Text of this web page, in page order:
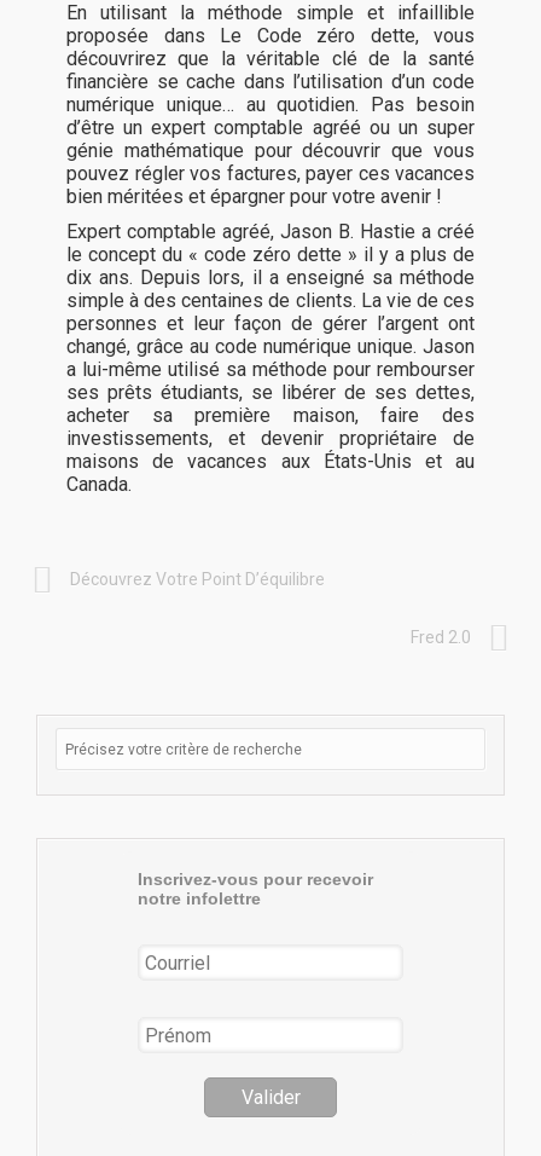
En utilisant la méthode simple et infaillible
proposée dans Le Code zéro dette, vous
découvrirez que la véritable clé de la santé
financière se cache dans l’utilisation d’un code
numérique unique… au quotidien. Pas besoin
d’être un expert comptable agréé ou un super
génie mathématique pour découvrir que vous
pouvez régler vos factures, payer ces vacances
bien méritées et épargner pour votre avenir !
Expert comptable agréé, Jason B. Hastie a créé
le concept du « code zéro dette » il y a plus de
dix ans. Depuis lors, il a enseigné sa méthode
simple à des centaines de clients. La vie de ces
personnes et leur façon de gérer l’argent ont
changé, grâce au code numérique unique. Jason
a lui-même utilisé sa méthode pour rembourser
ses prêts étudiants, se libérer de ses dettes,
acheter sa première maison, faire des
investissements, et devenir propriétaire de
maisons de vacances aux États-Unis et au
Canada.
Découvrez Votre Point D’équilibre
Fred 2.0
Inscrivez-vous pour recevoir
notre infolettre